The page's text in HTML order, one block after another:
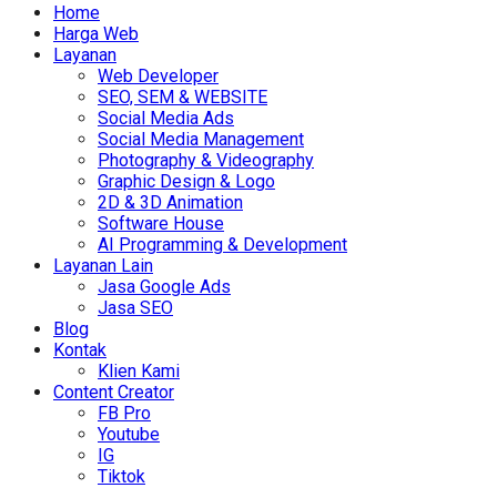
Home
Harga Web
Layanan
Web Developer
SEO, SEM & WEBSITE
Social Media Ads
Social Media Management
Photography & Videography
Graphic Design & Logo
2D & 3D Animation
Software House
AI Programming & Development
Layanan Lain
Jasa Google Ads
Jasa SEO
Blog
Kontak
Klien Kami
Content Creator
FB Pro
Youtube
IG
Tiktok